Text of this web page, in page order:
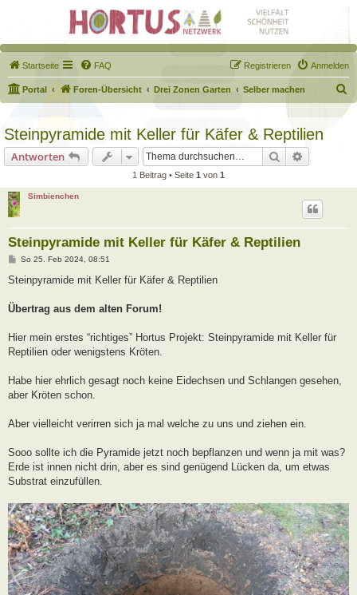
Startseite FAQ Anmelden
Registrieren
Portal Foren-Übersicht Drei Zonen Garten Selber machen
u
Steinpyramide mit Keller für Käfer & Reptilien
Antworten Suche
1 Beitrag • Seite 1 von 1
Simbienchen
Steinpyramide mit Keller für Käfer & Reptilien
B
i
a
So 25. Feb 2024, 08:51
Steinpyramide mit Keller für Käfer & Reptilien
Übertrag aus dem alten Forum!
Hier mein erstes “richtiges” Hortus Projekt: Steinpyramide mit Keller für
Reptilien oder wenigstens Kröten.
Habe hier ehrlich gesagt noch keine Eidechsen und Schlangen gesehen,
aber Kröten schon.
Aber vielleicht verirren sich ja mal welche zu uns und ziehen ein.
Sooo sollte ich die Pyramide jetzt noch bepflanzen und wenn ja mit was?
Erde ist innen nicht drin, aber es sind genügend Lücken da, um etwas
Substrat einzufüllen.